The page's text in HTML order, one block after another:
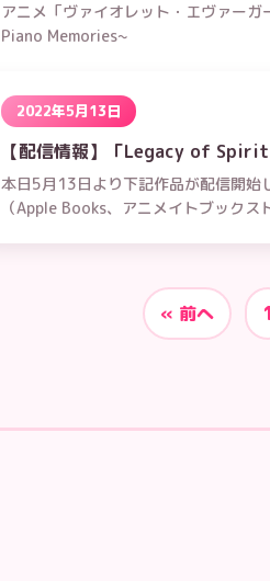
アニメ「ヴァイオレット・エヴァー
Piano Memories~
2022年5月13日
【配信情報】「Legacy of
本日5月13日より下記作品が配信開始
（Apple Books、アニメイトブックス
« 前へ 1